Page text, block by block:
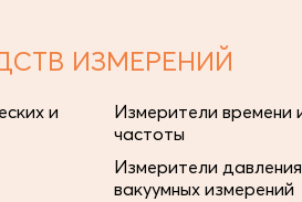
ИЗМЕРЕНИЙ
и
Измерители времени
частоты
Измерители
вакуумных измерений